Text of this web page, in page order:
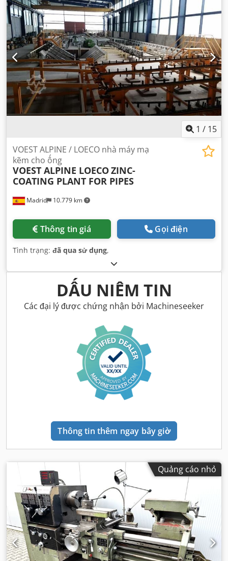
1 / 15
Madrid 10.779 km
VOEST ALPINE / LOECO nhà máy mạ
kẽm cho ống
VOEST ALPINE LOECOZINC-
COATING PLANT FOR PIPES
Thông tin giá Gọi điện
Tình trạng: đã qua sử dụng,
DẤU NIÊM TIN
Các đại lý được chứng nhận bởi Machineseeker
Thông tin thêm ngay bây giờ
Quảng cáo nhỏ